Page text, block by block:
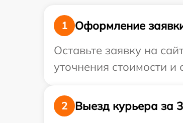
1
Оформление
Оставьте заявку на
уточнения стоимости
2
Выезд курьера за